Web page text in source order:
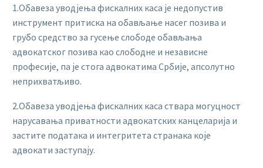
1.Обавеза уводјења фискалних каса је недопустив
инструмент притиска на обављање насег позива и
грубо средство за гусење слободе обављања
адвокатског позива као слободне и независне
професије, па је стога адвокатима Србије, апсолутно
неприхватљиво.
2.Обавеза уводјења фискалних каса ствара могуцност
нарусавања приватности адвокатских канцеларија и
застите података и интегритета странака које
адвокати заступају.